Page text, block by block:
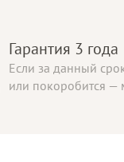
Гарантия 3 года
Если за данный
или покоробится —